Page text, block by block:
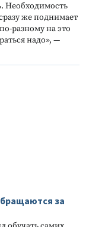
Необходимость
же поднимает
разному на это
надо», —
за